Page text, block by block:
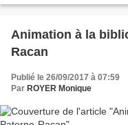
Animation à la
Racan
Publié le 26/09/2017 à 07:59
Par ROYER Monique